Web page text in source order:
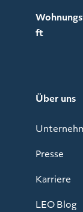
ft
Über uns
Presse
Karriere
LEO Blog